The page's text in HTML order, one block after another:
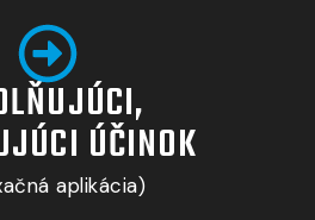
ÚČINOK
aplikácia)